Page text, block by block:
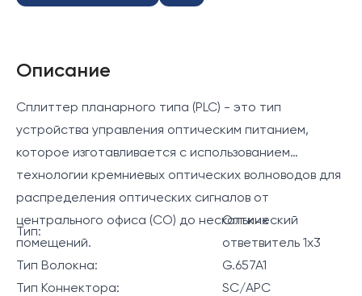
Описание
Сплиттер планарного типа (PLC) - это тип
устройства управления оптическим питанием,
которое изготавливается с использованием
технологии кремниевых оптических волноводов для
распределения оптических сигналов от
центрального офиса (CO) до нескольких
помещений.
Тип:
Оптический
ответвитель 1x3
Тип Волокна:
G.657A1
Тип Коннектора:
SC/APC